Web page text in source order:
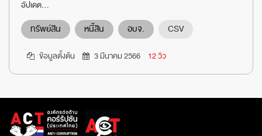
อัปเดต...
ทรัพย์สิน หนี้สิน อบจ. CSV
ข้อมูลตั้งต้น 3 มีนาคม 2566 12 วิว